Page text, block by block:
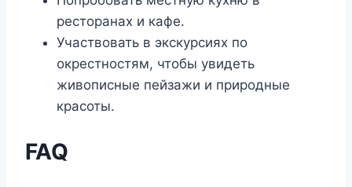
ресторанах и кафе.
Участвовать в экскурсиях по
окрестностям, чтобы увидеть
живописные пейзажи и природные
красоты.
FAQ